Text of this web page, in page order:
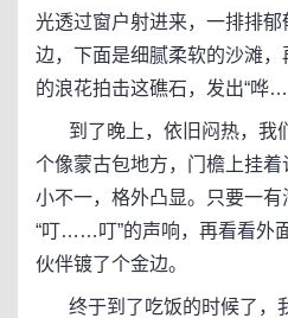
光透过窗户射进来，一排排
边，下面是细腻柔软的沙滩
的浪花拍击这礁石，发出“哗
到了晚上，依旧闷热，我
个像蒙古包地方，门檐上挂
小不一，格外凸显。只要一
“叮……叮”的声响，再看看外
伙伴镀了个金边。
终于到了吃饭的时候了，